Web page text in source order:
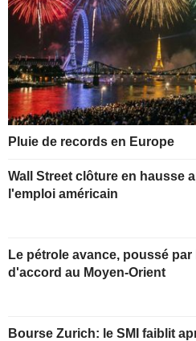
Pluie de records en Europe
Wall Street clôture en hausse
l'emploi américain
Le pétrole avance, poussé
d'accord au Moyen-Orient
Bourse Zurich: le SMI faiblit